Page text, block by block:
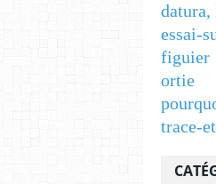
datura,
essai-
figuier
ortie
trace-